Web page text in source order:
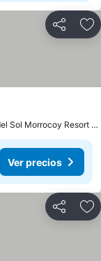
Compartir
a 8.7 km de: Islas del Sol Morrocoy Resort Chichiriviche
Ver precios
Compartir